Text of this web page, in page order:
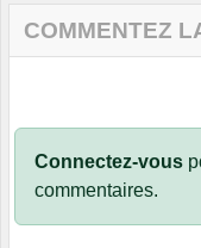
COMMENTEZ
Connectez-vous
commentaires.